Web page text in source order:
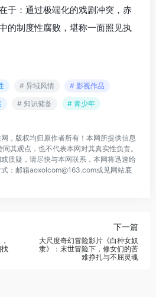
于：通过极端化的戏剧冲突，赤
的制度性腐败，堪称一面照见执
# 异域风情
# 影视作品
# 知识储备 # 青少年
，版权均归原作者所有！本网所提供信息
其观点，也不代表本网对其真实性负责。
质疑，请尽快与本网联系，本网将迅速给
：邮箱aoxolcom@163.com或见网站底
下一篇
大尺度奇幻冒险影片《白种女奴
隶》：末世冒险下，修女们的苦
难挣扎与不屈灵魂